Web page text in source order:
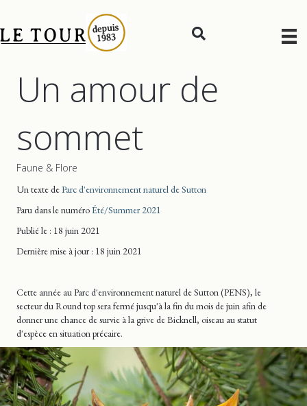
Un amour de
sommet
Faune & Flore
Un texte deParc d'environnement naturel de Sutton
Paru dans le numéroÉté/Summer 2021
Publié le : 18 juin 2021
Dernière mise à jour: 18 juin 2021
Cette année au Parc d'environnement naturel de Sutton (PENS), le
secteur du Round top sera fermé jusqu'à la fin du mois de juin afin de
donner une chance de survie à la grive de Bicknell, oiseau au statut
d'espèce en situation précaire.